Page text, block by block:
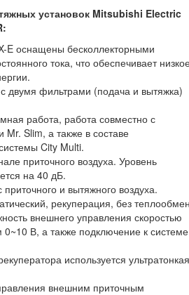
установок Mitsubishi Electric
E оснащены бесколлекторными
тока, что обеспечивает
двумя фильтрами (подача и вытяжка)
работа, работа совместно с
Slim, а также в составе
City Multi.
приточного воздуха. Уровень
на 40 дБ.
и вытяжного воздуха.
рекуперация, без
внешнего управления скоростью
0~10 В, а также подключение к системе
используется ультратонкая
внешним приточным